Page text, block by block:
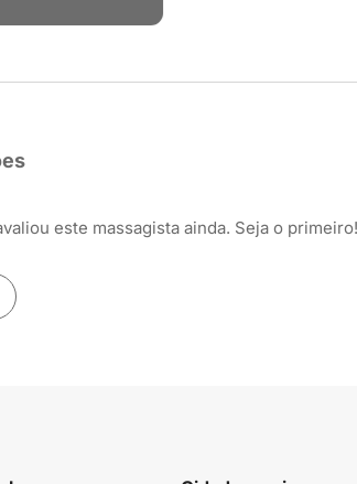
este massagista ainda. Seja o primeiro!